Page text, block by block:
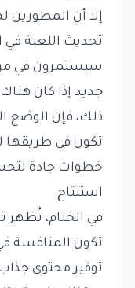
إلا أن المطورين
تحديث اللعبة في
سيستمرون في
جديد إذا كان
ذلك، فإن الوضع
تكون في طريقها
خطوات جادة
استنتاج
في الختام، تُظهر
تكون المنافسة
توفير محتوى